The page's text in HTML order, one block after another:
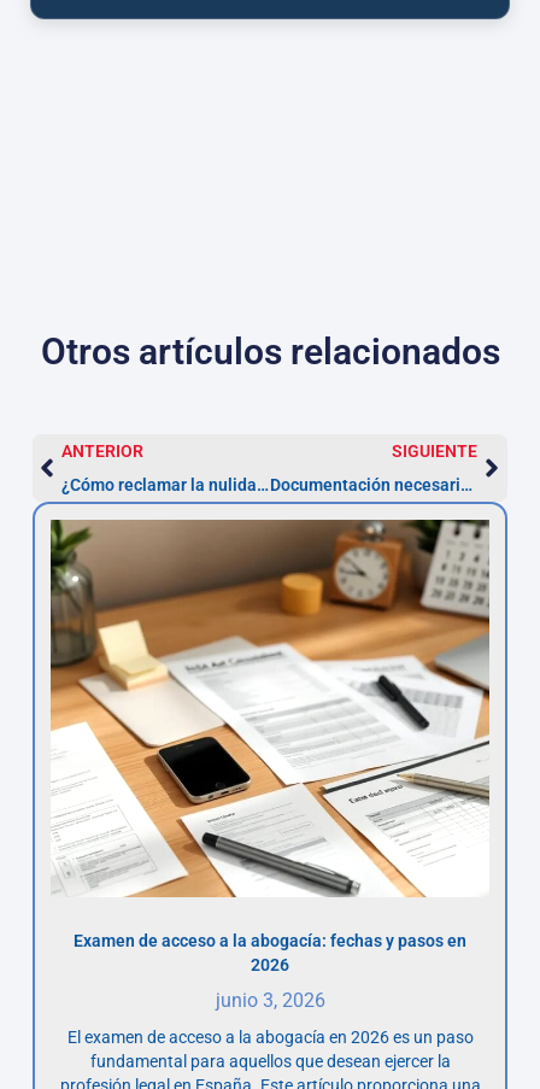
Otros artículos relacionados
ANTERIOR
¿Cómo reclamar la nulidad de tu préstamo personal por interés usurario?
SIGUIENTE
Documentación necesaria para impugnar un préstamo personal usurario
Examen de acceso a la abogacía: fechas y pasos en
2026
junio 3, 2026
El examen de acceso a la abogacía en 2026 es un paso
fundamental para aquellos que desean ejercer la